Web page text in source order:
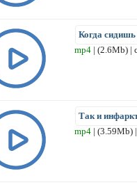
Когда сидишь
mp4 | (2.6Mb) |
Так и
mp4 | (3.59Mb)